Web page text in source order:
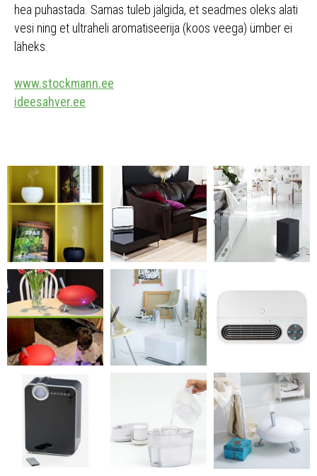
hea puhastada. Samas tuleb jälgida, et seadmes oleks alati
vesi ning et ultraheli aromatiseerija (koos veega) ümber ei
läheks.
www.stockmann.ee
ideesahver.ee